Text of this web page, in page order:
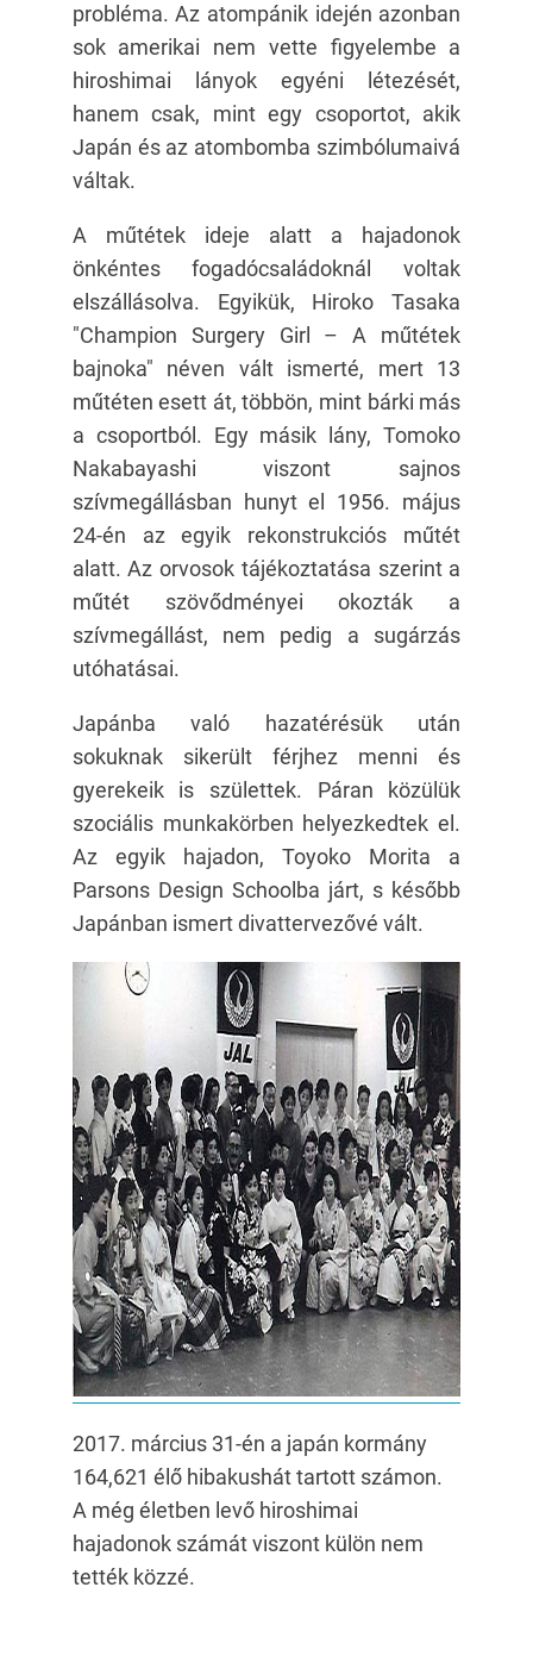
probléma. Az atompánik idején azonban
sok amerikai nem vette figyelembe a
hiroshimai lányok egyéni létezését,
hanem csak, mint egy csoportot, akik
Japán és az atombomba szimbólumaivá
váltak.
A műtétek ideje alatt a hajadonok
önkéntes fogadócsaládoknál voltak
elszállásolva. Egyikük, Hiroko Tasaka
"Champion Surgery Girl – A műtétek
bajnoka" néven vált ismerté, mert 13
műtéten esett át, többön, mint bárki más
a csoportból. Egy másik lány, Tomoko
Nakabayashi viszont sajnos
szívmegállásban hunyt el 1956. május
24-én az egyik rekonstrukciós műtét
alatt. Az orvosok tájékoztatása szerint a
műtét szövődményei okozták a
szívmegállást, nem pedig a sugárzás
utóhatásai.
Japánba való hazatérésük után
sokuknak sikerült férjhez menni és
gyerekeik is születtek. Páran közülük
szociális munkakörben helyezkedtek el.
Az egyik hajadon, Toyoko Morita a
Parsons Design Schoolba járt, s később
Japánban ismert divattervezővé vált.
2017. március 31-én a japán kormány
164,621 élő hibakushát tartott számon.
A még életben levő hiroshimai
hajadonok számát viszont külön nem
tették közzé.